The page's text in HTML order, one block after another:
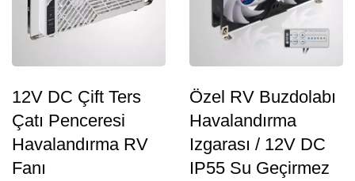
12V DC Çift Ters
Çatı Penceresi
Havalandırma RV
Fanı
Özel RV Buzdolabı
Havalandırma
Izgarası / 12V DC
IP55 Su Geçirmez